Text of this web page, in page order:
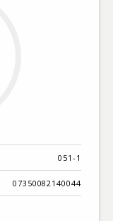
051-1
07350082140044